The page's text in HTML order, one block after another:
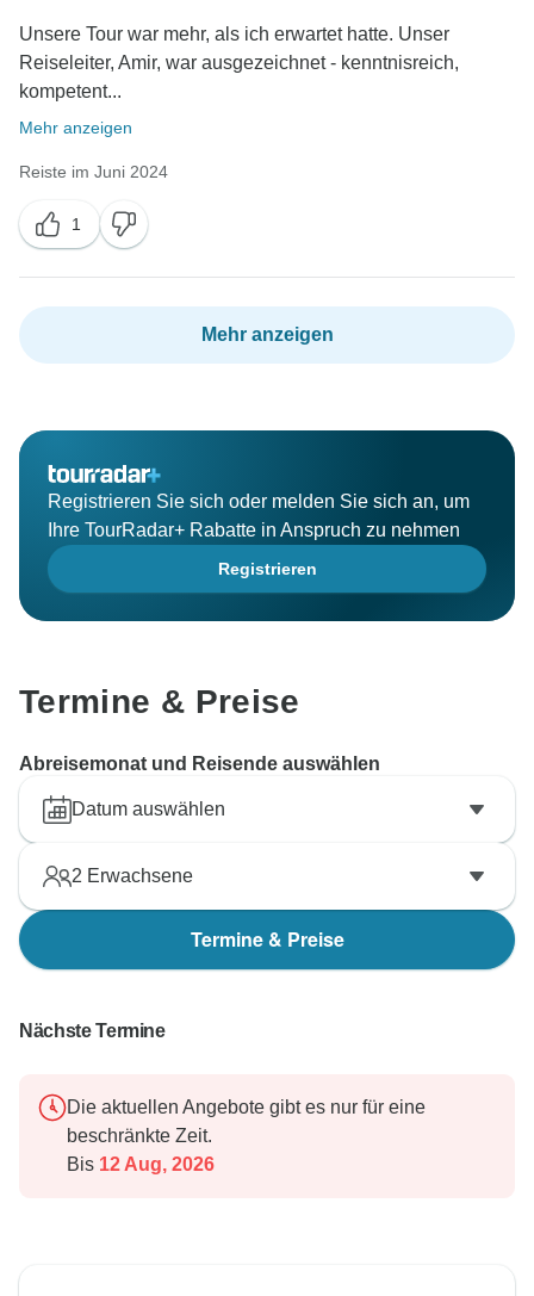
Unsere Tour war mehr, als ich erwartet hatte. Unser
Reiseleiter, Amir, war ausgezeichnet - kenntnisreich,
kompetent...
Mehr anzeigen
Reiste im Juni 2024
1
Mehr anzeigen
Registrieren Sie sich oder melden Sie sich an, um
Ihre TourRadar+ Rabatte in Anspruch zu nehmen
Registrieren
Termine & Preise
Abreisemonat und Reisende auswählen
Datum auswählen
2 Erwachsene
Termine & Preise
Nächste Termine
Die aktuellen Angebote gibt es nur für eine
beschränkte Zeit.
Bis 12 Aug, 2026